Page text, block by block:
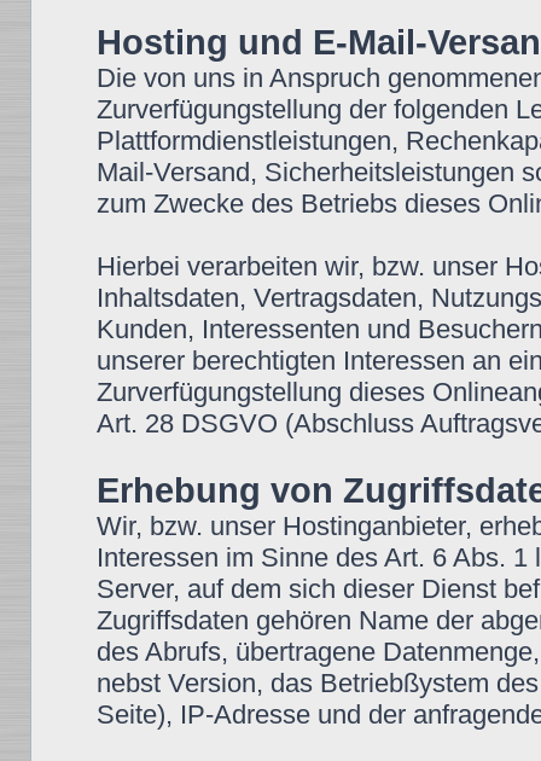
Hosting und E-Mail-
Die von uns in Anspruch
Zurverfügungstellung der folgenden
Plattformdienstleistungen,
Mail-Versand, Sicherheitsleistungen
zum Zwecke des Betriebs dieses
Hierbei verarbeiten wir, bzw. unser
Inhaltsdaten, Vertragsdaten,
Kunden, Interessenten und
unserer berechtigten Interessen an
Zurverfügungstellung dieses
Art. 28 DSGVO (Abschluss
Erhebung von
Wir, bzw. unser Hostinganbieter,
Interessen im Sinne des Art. 6 Abs.
Server, auf dem sich dieser Dienst
Zugriffsdaten gehören Name der
des Abrufs, übertragene
nebst Version, das Betriebßystem
Seite), IP-Adresse und der